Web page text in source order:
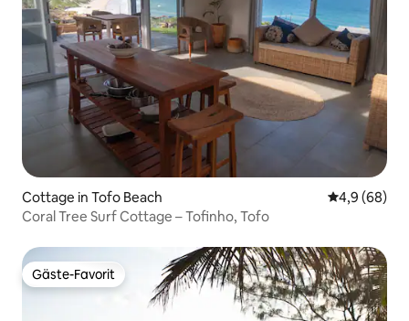
Cottage in Tofo Beach
4,9 (68)
Coral Tree Surf Cottage – Tofinho, Tofo
Gäste-Favorit
Gäste-Favorit